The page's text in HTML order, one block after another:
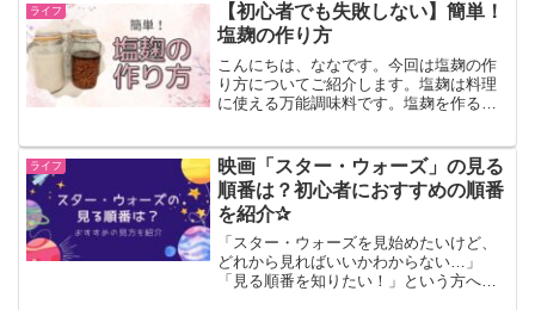
ライフ
【初心者でも失敗しない】簡単！
塩麹の作り方
こんにちは、ななです。今回は塩麹の作
り方についてご紹介します。塩麹は料理
に使える万能調味料です。塩麹を作るの
に簡単にわかりやすく説明してあります
のでぜひ参考にしてみて...
ライフ
映画「スター・ウォーズ」の見る
順番は？初心者におすすめの順番
を紹介✰
「スター・ウォーズを見始めたいけど、
どれから見ればいいかわからない…」
「見る順番を知りたい！」という方へ。